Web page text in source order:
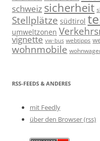
schweiz sicherheit
Stellplätze südtirol
umweltzonen
vignette vw-bus webtipps
wohnmobile
RSS-FEEDS & ANDERES
mit Feedly
über den Browser (rss)